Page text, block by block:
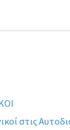
στις